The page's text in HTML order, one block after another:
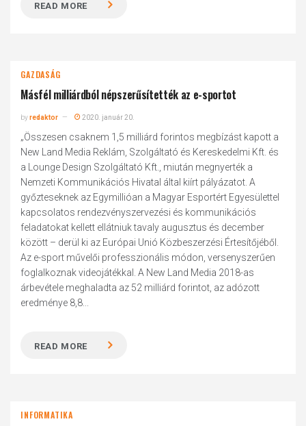
READ MORE
GAZDASÁG
Másfél milliárdból népszerűsítették az e-sportot
byredaktor 2020. január 20.
„Összesen csaknem 1,5 milliárd forintos megbízást kapott a
New Land Media Reklám, Szolgáltató és Kereskedelmi Kft. és
a Lounge Design Szolgáltató Kft., miután megnyerték a
Nemzeti Kommunikációs Hivatal által kiírt pályázatot. A
győzteseknek az Egymillióan a Magyar Esportért Egyesülettel
kapcsolatos rendezvényszervezési és kommunikációs
feladatokat kellett ellátniuk tavaly augusztus és december
között – derül ki az Európai Unió Közbeszerzési Értesítőjéből.
Az e-sport művelői professzionális módon, versenyszerűen
foglalkoznak videojátékkal. A New Land Media 2018-as
árbevétele meghaladta az 52 milliárd forintot, az adózott
eredménye 8,8...
READ MORE
INFORMATIKA